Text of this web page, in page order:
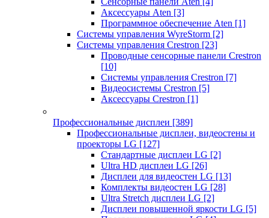
Аксессуары Aten [3]
Программное обеспечение Aten [1]
Системы управления WyreStorm [2]
Системы управления Crestron [23]
Проводные сенсорные панели Crestron
[10]
Системы управления Crestron [7]
Видеосистемы Crestron [5]
Аксессуары Crestron [1]
Профессиональные дисплеи [389]
Профессиональные дисплеи, видеостены и
проекторы LG [127]
Стандартные дисплеи LG [2]
Ultra HD дисплеи LG [26]
Дисплеи для видеостен LG [13]
Комплекты видеостен LG [28]
Ultra Stretch дисплеи LG [2]
Дисплеи повышенной яркости LG [5]